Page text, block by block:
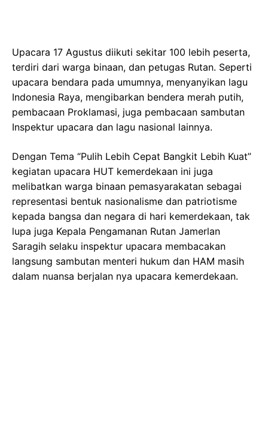
Upacara 17 Agustus diikuti sekitar 100 lebih peserta,
terdiri dari warga binaan, dan petugas Rutan. Seperti
upacara bendara pada umumnya, menyanyikan lagu
Indonesia Raya, mengibarkan bendera merah putih,
pembacaan Proklamasi, juga pembacaan sambutan
Inspektur upacara dan lagu nasional lainnya.
Dengan Tema “Pulih Lebih Cepat Bangkit Lebih Kuat”
kegiatan upacara HUT kemerdekaan ini juga
melibatkan warga binaan pemasyarakatan sebagai
representasi bentuk nasionalisme dan patriotisme
kepada bangsa dan negara di hari kemerdekaan, tak
lupa juga Kepala Pengamanan Rutan Jamerlan
Saragih selaku inspektur upacara membacakan
langsung sambutan menteri hukum dan HAM masih
dalam nuansa berjalan nya upacara kemerdekaan.